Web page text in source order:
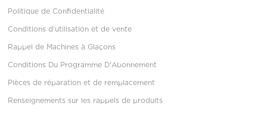
Politique de Confidentialité
Conditions d’utilisation et de vente
Rappel de Machines à Glaçons
Conditions Du Programme D'Abonnement
Pièces de réparation et de remplacement
Renseignements sur les rappels de produits